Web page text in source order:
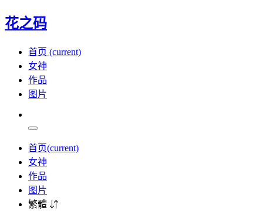
花之码
首页 (current)
女神
作品
图片
首页(current)
女神
作品
图片
繁體 ⇵